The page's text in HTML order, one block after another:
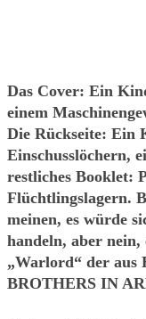
Das Cover: Ein
einem
Die Rückseite: Ein
Einschusslöchern,
restliches Booklet:
Flüchtlingslagern.
meinen, es würde
handeln, aber nein,
„Warlord“ der aus
BROTHERS IN